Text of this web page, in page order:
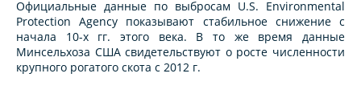
Официальные данные по выбросам U.S. Environmental
Protection Agency показывают стабильное снижение с
начала 10-х гг. этого века. В то же время данные
Минсельхоза США свидетельствуют о росте численности
крупного рогатого скота с 2012 г.